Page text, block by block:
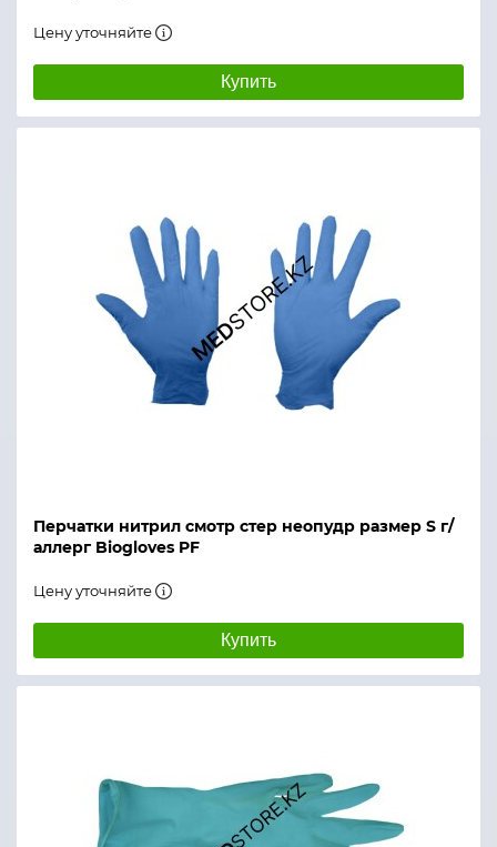
Цену уточняйте
Купить
Перчатки нитрил смотр стер неопудр размер S г/
аллерг Biogloves PF
Цену уточняйте
Купить